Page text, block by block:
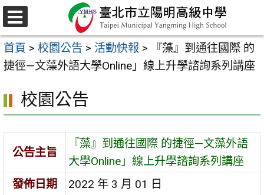
跳
至
主
要
容
區
選
單
首頁 > 校園公告 > 活動快報 >
『藻』到通往國際 的
捷徑—文藻外語大學Online」線上升學諮詢系列講座
校園公告
公告主旨
『藻』到通往國際 的捷徑—文藻外語
大學Online」線上升學諮詢系列講座
發佈日期
2022 年 3 月 01 日